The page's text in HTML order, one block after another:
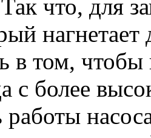
что, для
в том,
с более